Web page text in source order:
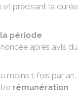
précisant la durée
période
après avis du
moins 1 fois par an.
rémunération